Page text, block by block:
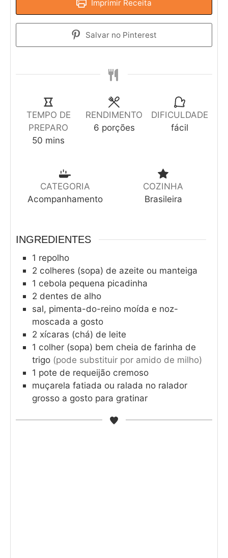
Imprimir Receita
Salvar no Pinterest
TEMPO DE
PREPARO
50 mins
RENDIMENTO
6 porções
DIFICULDADE
fácil
CATEGORIA
Acompanhamento
COZINHA
Brasileira
INGREDIENTES
1 repolho
2 colheres (sopa) de azeite ou manteiga
1 cebola pequena picadinha
2 dentes de alho
sal, pimenta-do-reino moída e noz-
moscada a gosto
2 xícaras (chá) de leite
1 colher (sopa) bem cheia de farinha de
trigo (pode substituir por amido de milho)
1 pote de requeijão cremoso
muçarela fatiada ou ralada no ralador
grosso a gosto para gratinar